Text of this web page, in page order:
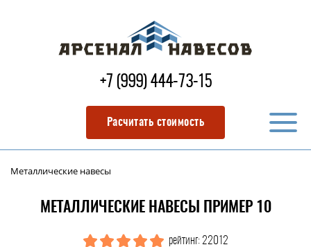
+7 (999) 444-73-15
Расчитать стоимость
Металлические навесы
МЕТАЛЛИЧЕСКИЕ НАВЕСЫ ПРИМЕР 10
рейтинг: 22012